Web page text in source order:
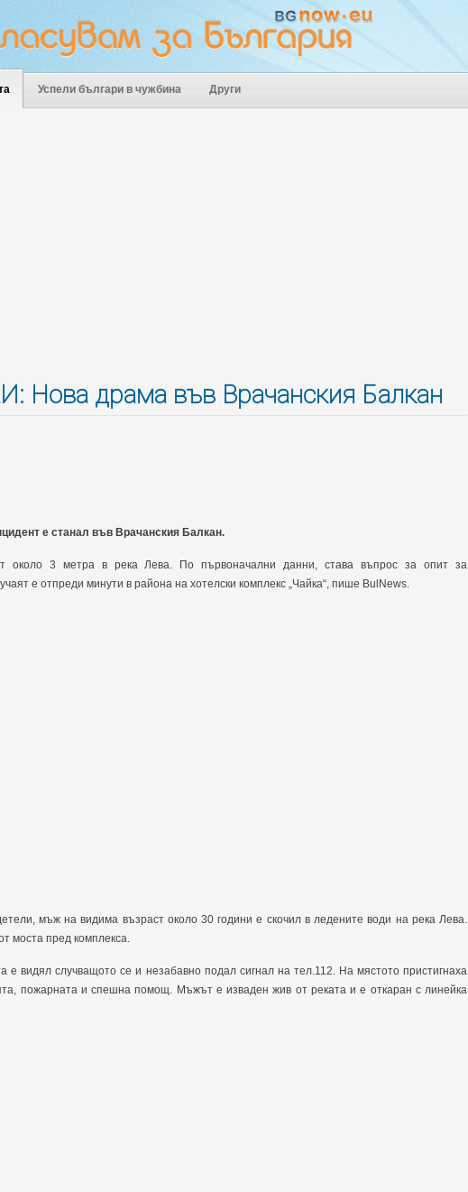
Успели българи в чужбина Други
Нова драма във Врачанския Балкан
е станал във Врачанския Балкан.
около 3 метра в река Лева. По първоначални данни, става въпрос за опит за
е отпреди минути в района на хотелски комплекс „Чайка“, пише BulNews.
мъж на видима възраст около 30 години е скочил в ледените води на река Лева.
моста пред комплекса.
е видял случващото се и незабавно подал сигнал на тел.112. На мястото пристигнаха
пожарната и спешна помощ. Мъжът е изваден жив от реката и е откаран с линейка